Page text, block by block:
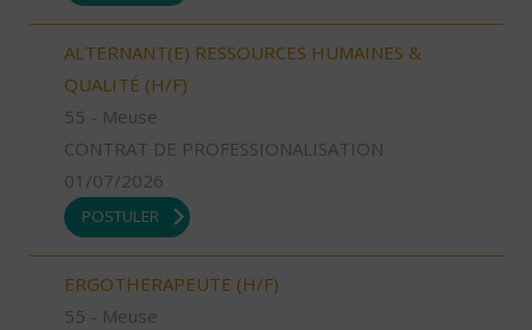
ALTERNANT(E) RESSOURCES HUMAINES &
QUALITÉ (H/F)
55 - Meuse
CONTRAT DE PROFESSIONALISATION
01/07/2026
POSTULER
ERGOTHERAPEUTE (H/F)
55 - Meuse